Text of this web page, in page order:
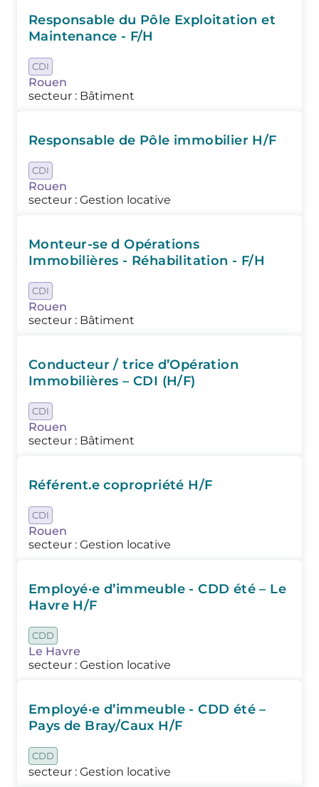
Responsable du Pôle Exploitation et
Maintenance - F/H
CDI
Rouen
secteur : Bâtiment
Responsable de Pôle immobilier H/F
CDI
Rouen
secteur : Gestion locative
Monteur-se d Opérations
Immobilières - Réhabilitation - F/H
CDI
Rouen
secteur : Bâtiment
Conducteur / trice d’Opération
Immobilières – CDI (H/F)
CDI
Rouen
secteur : Bâtiment
Référent.e copropriété H/F
CDI
Rouen
secteur : Gestion locative
Employé·e d’immeuble - CDD été – Le
Havre H/F
CDD
Le Havre
secteur : Gestion locative
Employé·e d’immeuble - CDD été –
Pays de Bray/Caux H/F
CDD
secteur : Gestion locative